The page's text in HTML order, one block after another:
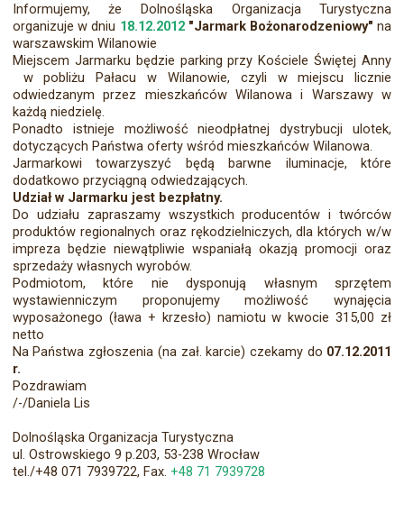
Informujemy, że Dolnośląska Organizacja Turystyczna
organizuje w dniu 18.12.2012"Jarmark Bożonarodzeniowy" na
warszawskim Wilanowie
Miejscem Jarmarku będzie parking przy Kościele Świętej Anny
w pobliżu Pałacu w Wilanowie, czyli w miejscu licznie
odwiedzanym przez mieszkańców Wilanowa i Warszawy w
każdą niedzielę.
Ponadto istnieje możliwość nieodpłatnej dystrybucji ulotek,
dotyczących Państwa oferty wśród mieszkańców Wilanowa.
Jarmarkowi towarzyszyć będą barwne iluminacje, które
dodatkowo przyciągną odwiedzających.
Udział w Jarmarku jest bezpłatny.
Do udziału zapraszamy wszystkich producentów i twórców
produktów regionalnych oraz rękodzielniczych, dla których w/w
impreza będzie niewątpliwie wspaniałą okazją promocji oraz
sprzedaży własnych wyrobów.
Podmiotom, które nie dysponują własnym sprzętem
wystawienniczym proponujemy możliwość wynajęcia
wyposażonego (ława + krzesło) namiotu w kwocie 315,00 zł
netto
Na Państwa zgłoszenia (na zał. karcie) czekamy do 07.12.2011
r.
Pozdrawiam
/-/Daniela Lis
Dolnośląska Organizacja Turystyczna
ul. Ostrowskiego 9 p.203, 53-238 Wrocław
tel./+48 071 7939722, Fax. +48 71 7939728